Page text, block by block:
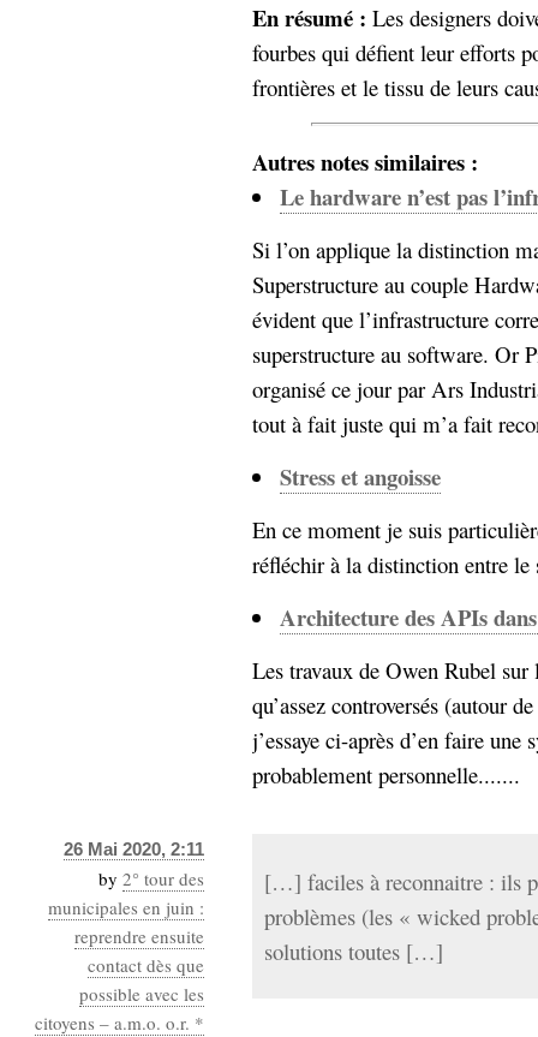
En résumé : Les designers
fourbes qui défient leur efforts
frontières et le tissu de leurs
Autres notes similaires :
Le hardware n’est pas
Si l’on applique la distinction
Superstructure au couple
évident que l’infrastructure
superstructure au software. Or
organisé ce jour par Ars
tout à fait juste qui m’a fait
Stress et angoisse
En ce moment je suis
réfléchir à la distinction entre le
Architecture des APIs
Les travaux de Owen Rubel
qu’assez controversés (autour
j’essaye ci-après d’en faire une
probablement personnelle.......
26 Mai 2020, 2:11
by 2° tour des
municipales en juin :
reprendre ensuite
contact dès que
possible avec les
citoyens – a.m.o. o.r. *
[…] faciles à reconnaitre : ils
problèmes (les « wicked
solutions toutes […]